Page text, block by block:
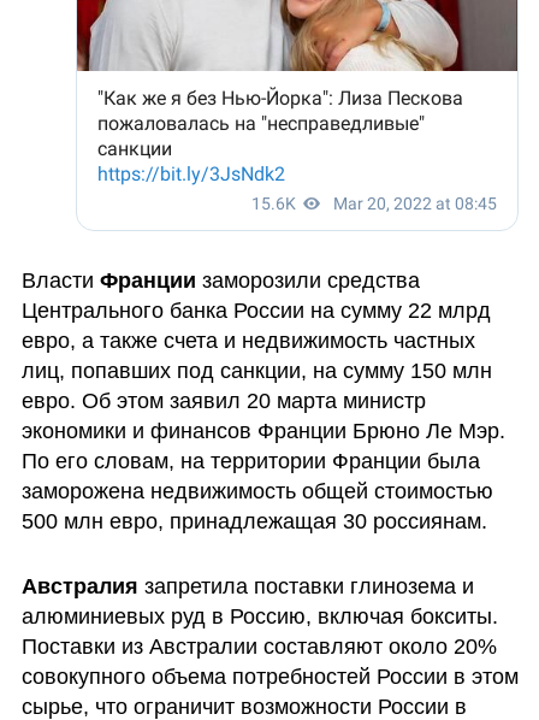
Власти Франции заморозили средства
Центрального банка России на сумму 22 млрд
евро, а также счета и недвижимость частных
лиц, попавших под санкции, на сумму 150 млн
евро. Об этом заявил 20 марта министр
экономики и финансов Франции Брюно Ле Мэр.
По его словам, на территории Франции была
заморожена недвижимость общей стоимостью
500 млн евро, принадлежащая 30 россиянам.
Австралия запретила поставки глинозема и
алюминиевых руд в Россию, включая бокситы.
Поставки из Австралии составляют около 20%
совокупного объема потребностей России в этом
сырье, что ограничит возможности России в